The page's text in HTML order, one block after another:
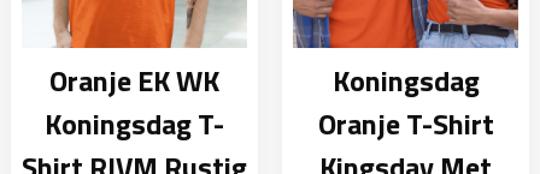
Oranje EK WK
Koningsdag T-
Koningsdag
Oranje T-Shirt